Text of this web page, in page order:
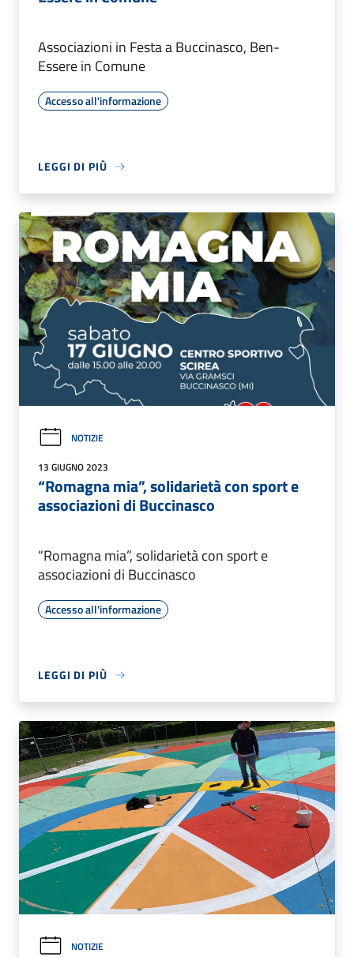
Associazioni in Festa a Buccinasco, Ben-
Essere in Comune
Accesso all'informazione
LEGGI DI PIÙ
NOTIZIE
13 GIUGNO 2023
“Romagna mia”, solidarietà con sport e
associazioni di Buccinasco
“Romagna mia”, solidarietà con sport e
associazioni di Buccinasco
Accesso all'informazione
LEGGI DI PIÙ
NOTIZIE